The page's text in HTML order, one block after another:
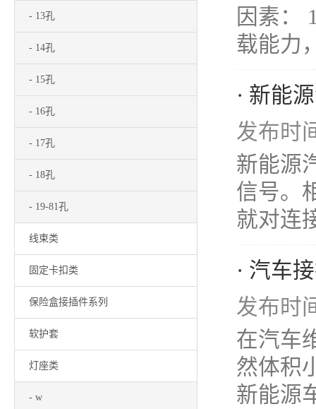
- 13孔
- 14孔
- 15孔
- 16孔
- 17孔
- 18孔
- 19-81孔
线束类
固定卡扣类
保险盒接插件系列
软护套
灯座类
- w
因素：
载能力
· 新能
发布时
新能源
信号。
就对连
· 汽车
发布时
在汽车
然体积
新能源